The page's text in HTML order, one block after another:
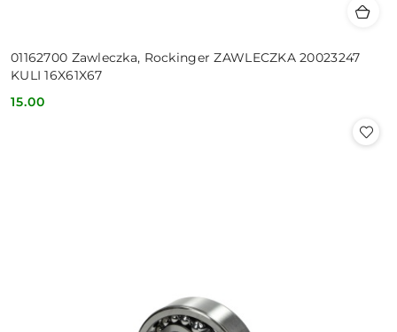
01162700 Zawleczka, Rockinger ZAWLECZKA 20023247
KULI 16X61X67
Cena:
15.00